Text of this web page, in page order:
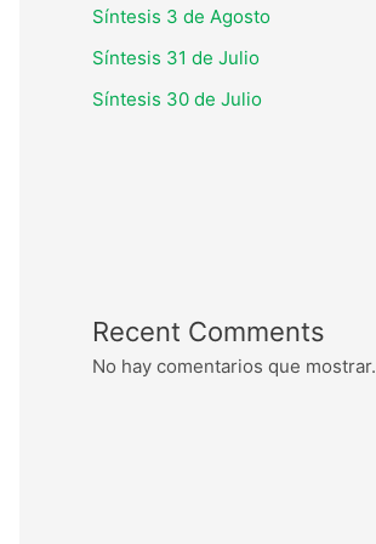
Síntesis 3 de Agosto
Síntesis 31 de Julio
Síntesis 30 de Julio
Recent Comments
No hay comentarios que mostrar.